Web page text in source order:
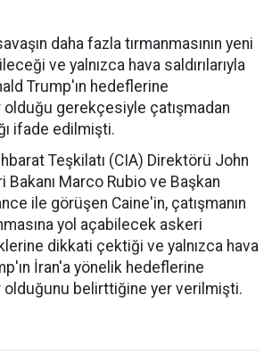
daha fazla tırmanmasının yeni
ve yalnızca hava saldırılarıyla
Trump'ın hedeflerine
olduğu gerekçesiyle çatışmadan
ifade edilmişti.
Teşkilatı (CIA) Direktörü John
Bakanı Marco Rubio ve Başkan
ile görüşen Caine'in, çatışmanın
yol açabilecek askeri
dikkati çektiği ve yalnızca hava
İran'a yönelik hedeflerine
olduğunu belirttiğine yer verilmişti.